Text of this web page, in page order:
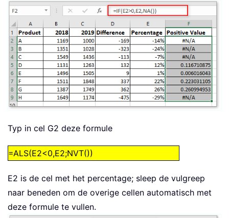
Typ in cel G2 deze formule
=ALS(E2<0,E2;NVT())
E2 is de cel met het percentage; sleep de vulgreep
naar beneden om de overige cellen automatisch met
deze formule te vullen.